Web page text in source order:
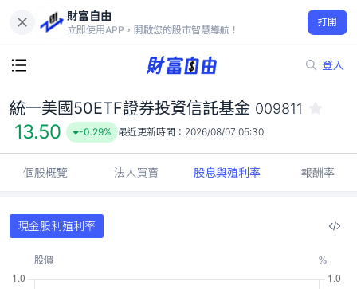
財富自由
立即使用APP，開啟您的股市智慧導航！
打開
登入
統一美國50ETF證券投資信託基金 009811
13.50
-0.29%
統一美國50ETF證券投資信託基金 009811
13.50 -0.29% 最近更新時間： 2026/08/07 05:30
個股概覽 法人買賣 股息與殖利率 報酬率
現金股利殖利率